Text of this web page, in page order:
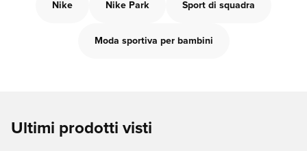
Nike Nike Park Sport di squadra
Moda sportiva per bambini
Ultimi prodotti visti